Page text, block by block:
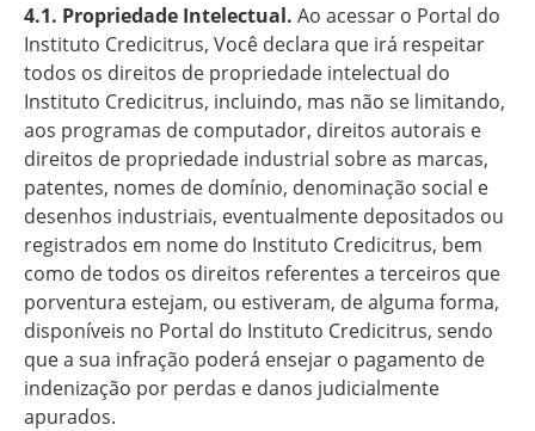
4.1. Propriedade Intelectual. Ao acessar o Portal do
Instituto Credicitrus, Você declara que irá respeitar
todos os direitos de propriedade intelectual do
Instituto Credicitrus, incluindo, mas não se limitando,
aos programas de computador, direitos autorais e
direitos de propriedade industrial sobre as marcas,
patentes, nomes de domínio, denominação social e
desenhos industriais, eventualmente depositados ou
registrados em nome do Instituto Credicitrus, bem
como de todos os direitos referentes a terceiros que
porventura estejam, ou estiveram, de alguma forma,
disponíveis no Portal do Instituto Credicitrus, sendo
que a sua infração poderá ensejar o pagamento de
indenização por perdas e danos judicialmente
apurados.